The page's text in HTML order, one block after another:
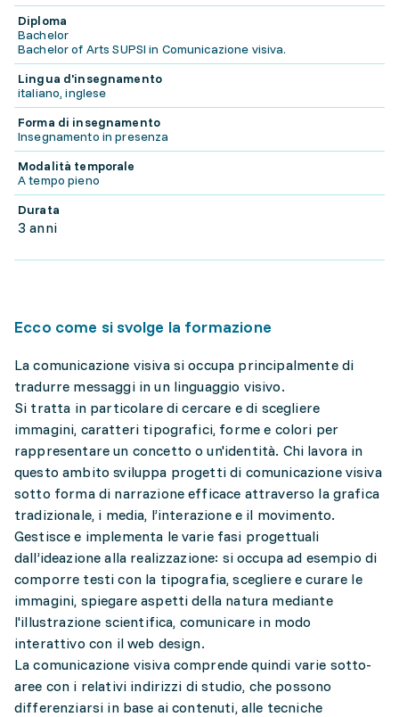
Diploma
Bachelor
Bachelor of Arts SUPSI in Comunicazione visiva.
Lingua d'insegnamento
italiano, inglese
Forma di insegnamento
Insegnamento in presenza
Modalità temporale
A tempo pieno
Durata
3 anni
Ecco come si svolge la formazione
La comunicazione visiva si occupa principalmente di
tradurre messaggi in un linguaggio visivo.
Si tratta in particolare di cercare e di scegliere
immagini, caratteri tipografici, forme e colori per
rappresentare un concetto o un'identità. Chi lavora in
questo ambito sviluppa progetti di comunicazione visiva
sotto forma di narrazione efficace attraverso la grafica
tradizionale, i media, l’interazione e il movimento.
Gestisce e implementa le varie fasi progettuali
dall’ideazione alla realizzazione: si occupa ad esempio di
comporre testi con la tipografia, scegliere e curare le
immagini, spiegare aspetti della natura mediante
l'illustrazione scientifica, comunicare in modo
interattivo con il web design.
La comunicazione visiva comprende quindi varie sotto-
aree con i relativi indirizzi di studio, che possono
differenziarsi in base ai contenuti, alle tecniche